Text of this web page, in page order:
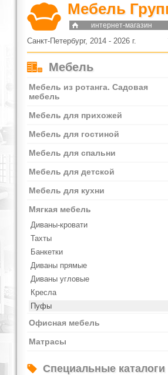
Мебель
интернет-магазин
Санкт-Петербург, 2014 - 2026 г.
Мебель
Мебель из ротанга. Садовая
мебель
Мебель для прихожей
Мебель для гостиной
Мебель для спальни
Мебель для детской
Мебель для кухни
Мягкая мебель
Диваны-кровати
Тахты
Банкетки
Диваны прямые
Диваны угловые
Кресла
Пуфы
Офисная мебель
Матрасы
Специальные каталоги